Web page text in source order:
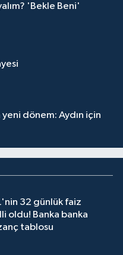
'Bekle Beni'
yeni dönem: Aydın için
32 günlük faiz
oldu! Banka banka
tablosu